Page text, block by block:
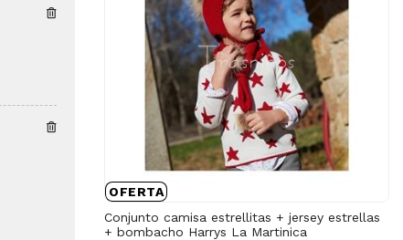
OFERTA
Conjunto camisa estrellitas + jersey estrellas
+ bombacho Harrys La Martinica